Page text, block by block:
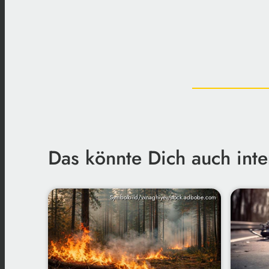
Das könnte Dich auch
Symbolbild/vxnaghiyev/stock.adbobe.com